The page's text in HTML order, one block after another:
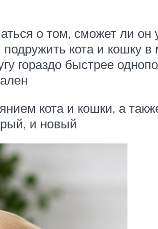
о том, сможет ли он
кота и кошку в
гораздо быстрее
кота и кошки, а
и новый